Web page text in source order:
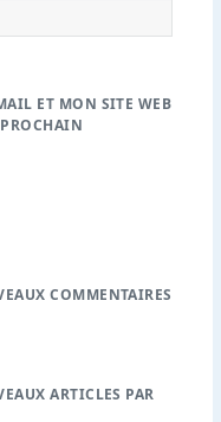
ET MON SITE WEB
COMMENTAIRES
ARTICLES PAR